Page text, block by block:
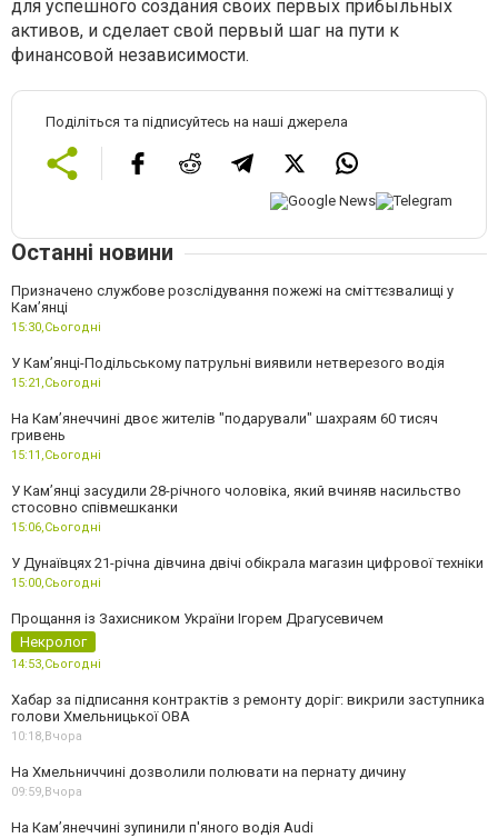
для успешного создания своих первых прибыльных
активов, и сделает свой первый шаг на пути к
финансовой независимости.
Поділіться та підписуйтесь на наші джерела
Останні новини
Призначено службове розслідування пожежі на сміттєзвалищі у
Кам’янці
15:30,Сьогодні
У Кам’янці-Подільському патрульні виявили нетверезого водія
15:21,Сьогодні
На Камʼянеччині двоє жителів "подарували" шахраям 60 тисяч
гривень
15:11,Сьогодні
У Камʼянці засудили 28-річного чоловіка, який вчиняв насильство
стосовно співмешканки
15:06,Сьогодні
У Дунаївцях 21-річна дівчина двічі обікрала магазин цифрової техніки
15:00,Сьогодні
Прощання із Захисником України Ігорем Драгусевичем
Некролог
14:53,Сьогодні
Хабар за підписання контрактів з ремонту доріг: викрили заступника
голови Хмельницької ОВА
10:18,Вчора
На Хмельниччині дозволили полювати на пернату дичину
09:59,Вчора
На Камʼянеччині зупинили п'яного водія Audi